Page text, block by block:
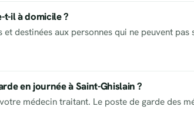
t-il à domicile ?
destinées aux personnes qui ne peuvent
en journée à Saint-Ghislain ?
médecin traitant. Le poste de garde des